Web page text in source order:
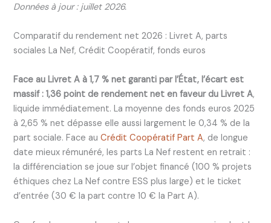
Données à jour : juillet 2026.
Comparatif du rendement net 2026 : Livret A, parts
sociales La Nef, Crédit Coopératif, fonds euros
Face au Livret A à 1,7 % net garanti par l’État, l’écart est
massif : 1,36 point de rendement net en faveur du Livret A,
liquide immédiatement. La moyenne des fonds euros 2025
à 2,65 % net dépasse elle aussi largement le 0,34 % de la
part sociale. Face auCrédit Coopératif Part A, de longue
date mieux rémunéré, les parts La Nef restent en retrait :
la différenciation se joue sur l’objet financé (100 % projets
éthiques chez La Nef contre ESS plus large) et le ticket
d’entrée (30 € la part contre 10 € la Part A).